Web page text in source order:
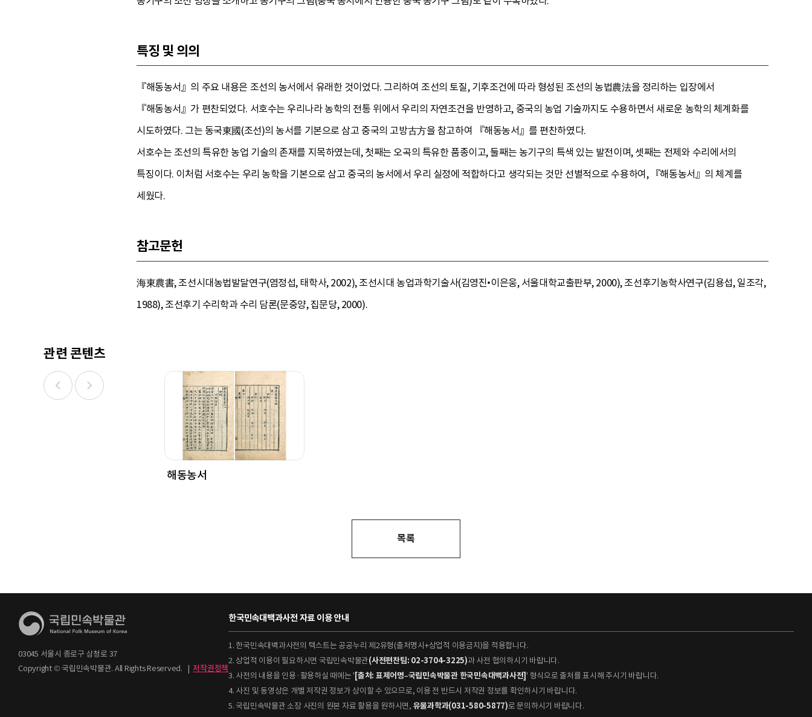
특징 및 의의
『해동농서』의 주요 내용은 조선의 농서에서 유래한 것이었다. 그리하여 조선의 토질, 기후조건에 따라 형성된 조선의 농법農法을 정리하는 입장에서
『해동농서』가 편찬되었다. 서호수는 우리나라 농학의 전통 위에서 우리의 자연조건을 반영하고, 중국의 농업 기술까지도 수용하면서 새로운 농학의 체계화를
시도하였다. 그는 동국東國(조선)의 농서를 기본으로 삼고 중국의 고방古方을 참고하여 『해동농서』를 편찬하였다.
서호수는 조선의 특유한 농업 기술의 존재를 지목하였는데, 첫째는 오곡의 특유한 품종이고, 둘째는 농기구의 특색 있는 발전이며, 셋째는 전제와 수리에서의
특징이다. 이처럼 서호수는 우리 농학을 기본으로 삼고 중국의 농서에서 우리 실정에 적합하다고 생각되는 것만 선별적으로 수용하여, 『해동농서』의 체계를
세웠다.
참고문헌
海東農書, 조선시대농법발달연구(염정섭, 태학사, 2002), 조선시대 농업과학기술사(김영진•이은웅, 서울대학교출판부, 2000), 조선후기농학사연구(김용섭, 일조각,
1988), 조선후기 수리학과 수리 담론(문중양, 집문당, 2000).
관련 콘텐츠
해동농서
목록
03045 서울시 종로구 삼청로 37
Copyright © 국립민속박물관. All Rights Reserved.
| 저작권정책
한국민속대백과사전 자료 이용 안내
1. 한국민속대백과사전의 텍스트는 공공누리 제2유형(출처명시+상업적 이용금지)을 적용합니다.
2. 상업적 이용이 필요하시면 국립민속박물관(사전편찬팀: 02-3704-3225)과 사전 협의하시기 바랍니다.
3. 사전의 내용을 인용·활용하실 때에는 ' [출처: 표제어명–국립민속박물관 한국민속대백과사전] ' 형식으로 출처를 표시해 주시기 바랍니다.
4. 사진 및 동영상은 개별 저작권 정보가 상이할 수 있으므로, 이용 전 반드시 저작권 정보를 확인하시기 바랍니다.
5. 국립민속박물관 소장 사진의 원본 자료 활용을 원하시면, 유물과학과(031-580-5877)로 문의하시기 바랍니다.